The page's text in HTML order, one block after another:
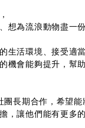
想為流浪動物盡一
生活環境、接受適當
機會能夠提升，幫
團長期合作，希望能
，讓他們能有更多